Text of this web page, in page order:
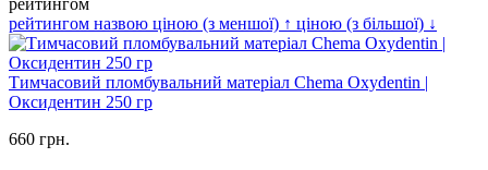
рейтингом назвою ціною (з меншої) ↑ ціною (з більшої) ↓
Тимчасовий пломбувальний матеріал Chema Oxydentin |
Оксидентин 250 гр
660 грн.